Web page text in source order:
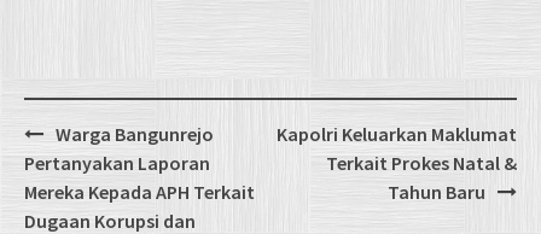
Post
navigation
Warga Bangunrejo
Pertanyakan Laporan
Mereka Kepada APH Terkait
Dugaan Korupsi dan
Kapolri Keluarkan Maklumat
Terkait Prokes Natal &
Tahun Baru